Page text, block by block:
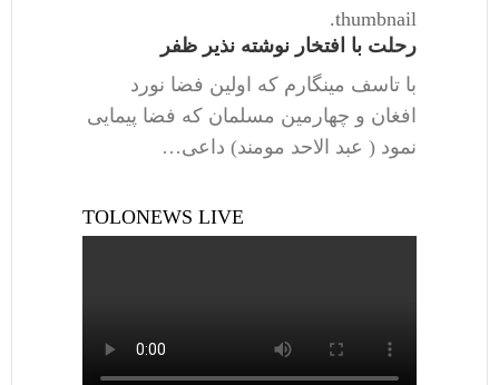
thumbnail.
رحلت با افتخار نوشته نذیر ظفر
با تاسف مینگارم که اولین فضا نورد
افغان و چهارمین مسلمان که فضا پیمایی
نمود ( عبد الاحد مومند) داعی…
TOLONEWS LIVE